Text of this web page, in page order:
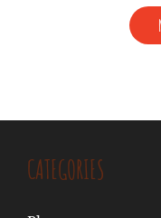
CATEGORIES